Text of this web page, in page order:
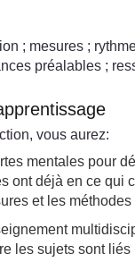
; mesures ;
préalables ;
vous aurez:
mentales pour
ont déjà en ce qui
et les
les sujets sont liés